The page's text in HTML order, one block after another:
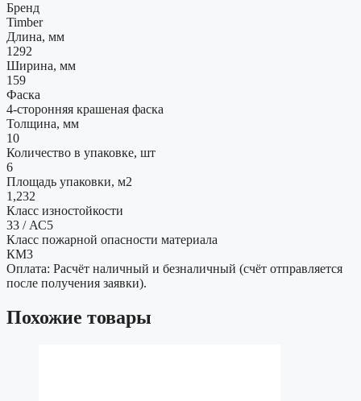
Бренд
Timber
Длина, мм
1292
Ширина, мм
159
Фаска
4-сторонняя крашеная фаска
Толщина, мм
10
Количество в упаковке, шт
6
Площадь упаковки, м2
1,232
Класс изностойкости
33 / АС5
Класс пожарной опасности материала
КМ3
Оплата: Расчёт наличный и безналичный (счёт отправляется
после получения заявки).
Похожие товары